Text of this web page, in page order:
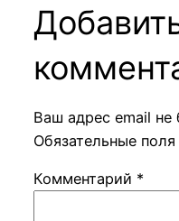
Ваш адрес email не
Обязательные
Комментарий *